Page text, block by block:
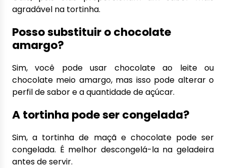
agradável na tortinha.
Posso substituir o chocolate
amargo?
Sim, você pode usar chocolate ao leite ou
chocolate meio amargo, mas isso pode alterar o
perfil de sabor e a quantidade de açúcar.
A tortinha pode ser congelada?
Sim, a tortinha de maçã e chocolate pode ser
congelada. É melhor descongelá-la na geladeira
antes de servir.